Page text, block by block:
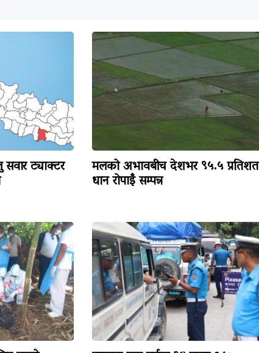
सवार ट्याक्टर मलको अभावबीच देशभर ९५.५ प्रतिशत
धान रोपाइँ सम्पन्न